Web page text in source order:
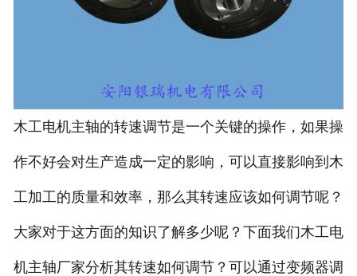
木工电机主轴的转速调节是一个关键的操作，如果操
作不好会对生产造成一定的影响，可以直接影响到 木
工加工的质量和效率，那么其转速应该如何调节呢？
大家对于这方面的知识了解多少呢？下面我们木工电
机主轴厂家分析其转速如何调节？可以通过变频器调